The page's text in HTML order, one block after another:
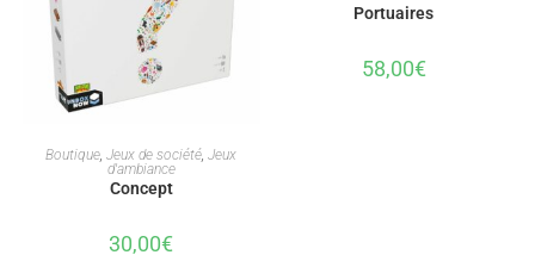
AJOUTER AU PANIER
Boutique ,Jeux de société ,Jeux
d'ambiance
Concept
30,00€
Portuaires
58,00€